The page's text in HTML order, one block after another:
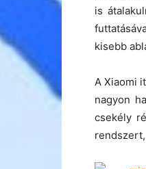
is
kisebb
A Xiaomi
nagyon
csekély